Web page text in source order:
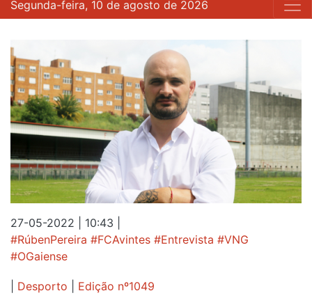
Segunda-feira, 10 de agosto de 2026
27-05-2022 | 10:43
#RúbenPereira #FCAvintes #Entrevista #VNG
#OGaiense
Desporto Edição nº1049